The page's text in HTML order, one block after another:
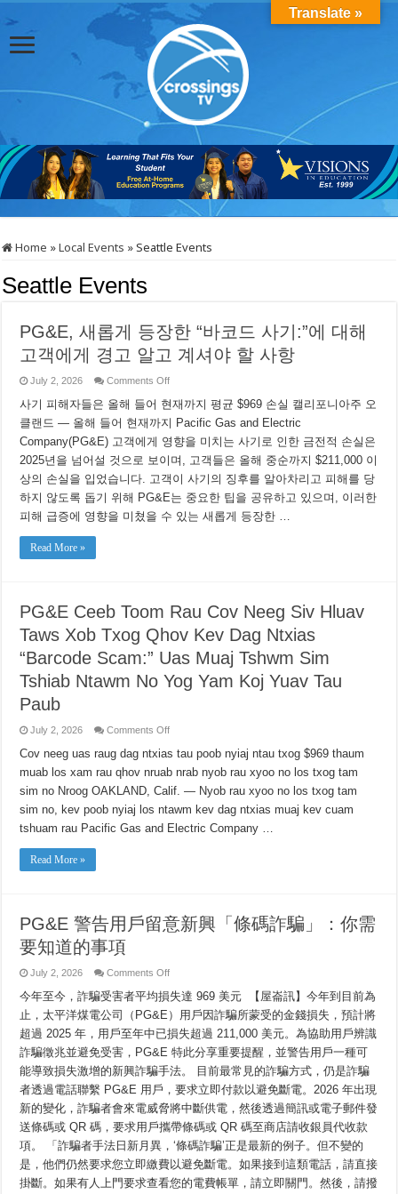
Home »Local Events »Seattle Events
Seattle Events
PG&E, 새롭게 등장한 “바코드 사기:”에 대해
고객에게 경고 알고 계셔야 할 사항
July 2, 2026 Comments Offon
새
게
등
장
“바
코
사
게
고
알
계
항
사기 피해자들은 올해 들어 현재까지 평균 $969 손실 캘리포니아주 오
클랜드 — 올해 들어 현재까지 Pacific Gas and Electric
Company(PG&E) 고객에게 영향을 미치는 사기로 인한 금전적 손실은
2025년을 넘어설 것으로 보이며, 고객들은 올해 중순까지 $211,000 이
상의 손실을 입었습니다. 고객이 사기의 징후를 알아차리고 피해를 당
하지 않도록 돕기 위해 PG&E는 중요한 팁을 공유하고 있으며, 이러한
피해 급증에 영향을 미쳤을 수 있는 새롭게 등장한 …
Read More »
PG&E Ceeb Toom Rau Cov Neeg Siv Hluav
Taws Xob Txog Qhov Kev Dag Ntxias
“Barcode Scam:” Uas Muaj Tshwm Sim
Tshiab Ntawm No Yog Yam Koj Yuav Tau
Paub
July 2, 2026 Comments Offon
Ceeb
Toom
Rau
Neeg
Hluav
Taws
Xob
Uas
Muaj
Ntawm
Yog
Koj
Yuav
Tau
Paub
Cov neeg uas raug dag ntxias tau poob nyiaj ntau txog $969 thaum
muab los xam rau qhov nruab nrab nyob rau xyoo no los txog tam
sim no Nroog OAKLAND, Calif. — Nyob rau xyoo no los txog tam
sim no, kev poob nyiaj los ntawm kev dag ntxias muaj kev cuam
tshuam rau Pacific Gas and Electric Company …
Read More »
PG&E 警告用戶留意新興「條碼詐騙」：你需
要知道的事項
July 2, 2026 Comments Offon
警
用
戶
留
意
新
興
「條
碼
詐
騙」：
你
需
要
今年至今，詐騙受害者平均損失達 969 美元 【屋崙訊】今年到目前為
止，太平洋煤電公司（PG&E）用戶因詐騙所蒙受的金錢損失，預計將
超過 2025 年，用戶至年中已損失超過 211,000 美元。為協助用戶辨識
詐騙徵兆並避免受害，PG&E 特此分享重要提醒，並警告用戶一種可
能導致損失激增的新興詐騙手法。 目前最常見的詐騙方式，仍是詐騙
者透過電話聯繫 PG&E 用戶，要求立即付款以避免斷電。2026 年出現
新的變化，詐騙者會來電威脅將中斷供電，然後透過簡訊或電子郵件發
送條碼或 QR 碼，要求用戶攜帶條碼或 QR 碼至商店請收銀員代收款
項。 「詐騙者手法日新月異，‘條碼詐騙’正是最新的例子。但不變的
是，他們仍然要求您立即繳費以避免斷電。如果接到這類電話，請直接
掛斷。如果有人上門要求查看您的電費帳單，請立即關門。然後，請撥
Translate »